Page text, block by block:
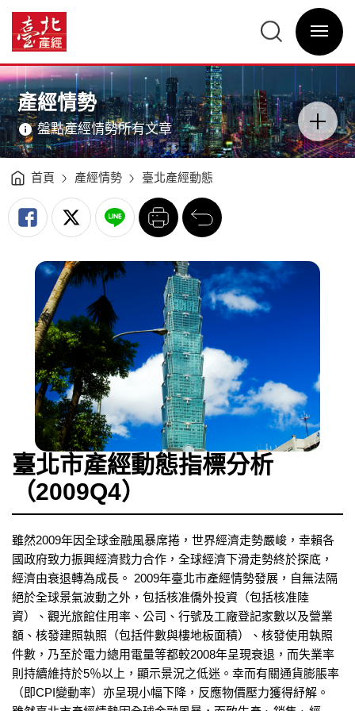
標
分
析
（2009Q4）
-
臺
北
產
經
資
訊
網
臺
經
訊
網
網
站
主
單
選
單
關
主
意
境
產經情勢
盤點產經情勢所有文章
分
類
開
關
首頁 產經情勢 臺北產經動態
列
印
回
前
一
頁
臺北市產經動態指標分析
（2009Q4）
雖然2009年因全球金融風暴席捲，世界經濟走勢嚴峻，幸賴各
國政府致力振興經濟戮力合作，全球經濟下滑走勢終於探底，
經濟由衰退轉為成長。 2009年臺北市產經情勢發展，自無法隔
絕於全球景氣波動之外，包括核准僑外投資（包括核准陸
資）、觀光旅館住用率、公司、行號及工廠登記家數以及營業
額、核發建照執照（包括件數與樓地板面積）、核發使用執照
件數，乃至於電力總用電量等都較2008年呈現衰退，而失業率
則持續維持於5％以上，顯示景況之低迷。幸而有關通貨膨脹率
（即CPI變動率）亦呈現小幅下降，反應物價壓力獲得紓解。